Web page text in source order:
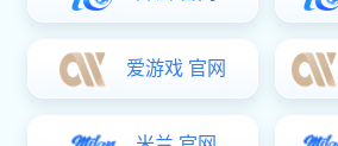
电池认证 IC
电池充电器 IC